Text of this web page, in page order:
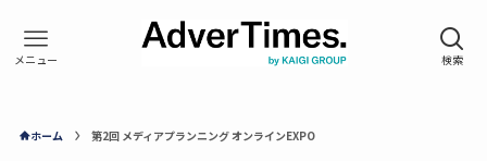
ホーム 第2回 メディアプランニング オンラインEXPO